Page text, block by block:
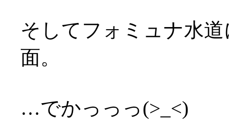
そしてフォミュナ水
面。
…でかっっっ(>_<)